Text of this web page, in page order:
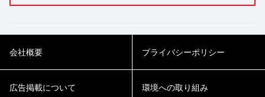
会社概要 プライバシーポリシー
広告掲載について 環境への取り組み